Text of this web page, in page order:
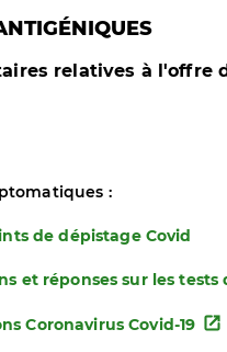
relatives à l'offre
:
de dépistage Covid
et réponses sur les
Coronavirus Covid-19